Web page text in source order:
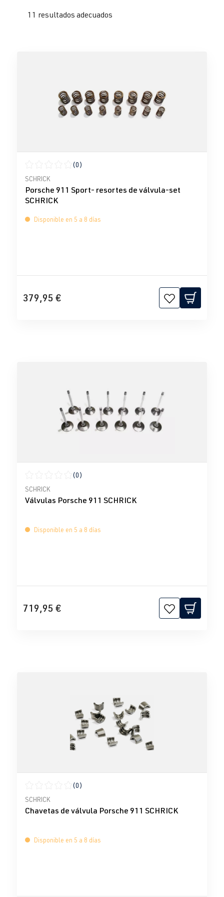
11 resultados adecuados
Calificación promedio de 0 de 5 estrellas
(0)
SCHRICK
Porsche 911 Sport- resortes de válvula-set
SCHRICK
Disponible en 5 a 8 días
379,95 €
Calificación promedio de 0 de 5 estrellas
(0)
SCHRICK
Válvulas Porsche 911 SCHRICK
Disponible en 5 a 8 días
719,95 €
Calificación promedio de 0 de 5 estrellas
(0)
SCHRICK
Chavetas de válvula Porsche 911 SCHRICK
Disponible en 5 a 8 días